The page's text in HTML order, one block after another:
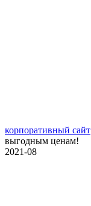
корпоративный сайт
выгодным ценам!
2021-08